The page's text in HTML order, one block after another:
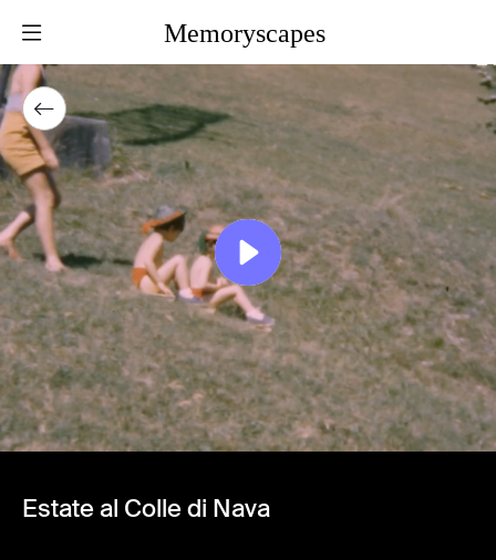
Memoryscapes
Estate al Colle di Nava